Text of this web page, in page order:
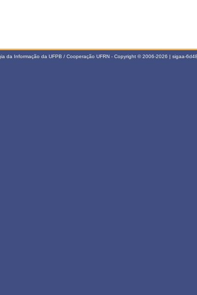
da Informação da UFPB / Cooperação UFRN - Copyright © 2006-2026 | sigaa-